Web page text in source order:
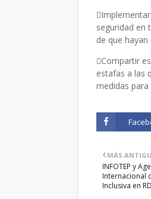
seguridad en
de que
Compartir
estafas a las
medidas
MÁS
INFOTEP y
Internacional
Inclusiva en RD